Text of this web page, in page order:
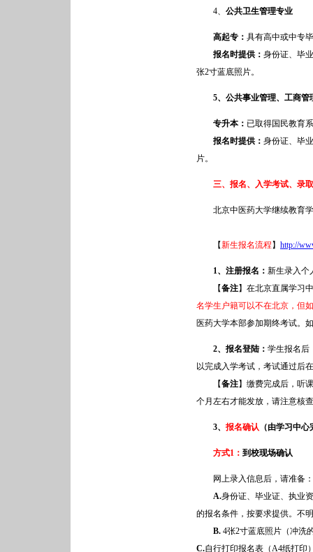
4、 公共卫生管理专业
高起专： 具有高中或中专
报名时提供： 身份证、毕
张2寸蓝底照片。
5、公共事业管理、工商管
专升本： 已取得国民教育
报名时提供： 身份证、毕
片。
三、报名、入学考试、录
北京中医药大学继续教育
【新生报名流程 】 http://
1、注册报名： 新生录入个
【备注】在北京直属学习
名学生户籍可以不在北京，但
医药大学本部参加期终考试。
2、报名登陆： 学生报名后
以完成入学考试，考试通过后
【备注】缴费完成后，听
个月左右才能发放，请注意核
3、 报名确认 （由学习中
方式1： 到校现场确认
网上录入信息后，请准备：
A.身份证、毕业证、执业
的报名条件，按要求提供。不
B. 4张2寸蓝底照片（冲洗
C.自行打印报名表（A4纸打印